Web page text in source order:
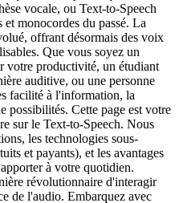
vocale, ou Text-to-Speech
monocordes du passé. La
offrant désormais des voix
Que vous soyez un
votre productivité, un étudiant
auditive, ou une personne
facilité à l'information, la
possibilités. Cette page est votre
sur le Text-to-Speech. Nous
les technologies sous-
et payants), et les avantages
à votre quotidien.
révolutionnaire d'interagir
de l'audio. Embarquez avec